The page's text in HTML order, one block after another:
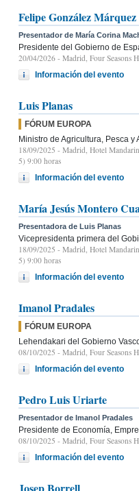
Felipe González Márquez
Presentador de María Corina
Presidente del Gobierno de
20/04/2026 - Madrid, Four Seasons
Información del evento
Luis Planas
FÓRUM EUROPA
Ministro de Agricultura, Pesca y
18/09/2025 - Madrid, Hotel
5) 9:00 horas
Información del evento
María Jesús Montero
Presentadora de Luis Planas
Vicepresidenta primera del
18/09/2025 - Madrid, Hotel
5) 9:00 horas
Información del evento
Imanol Pradales
FÓRUM EUROPA
Lehendakari del Gobierno
08/10/2025 - Madrid, Four Seasons
Información del evento
Pedro Luis Uriarte
Presentador de Imanol Pradales
Presidente de Economía,
08/10/2025 - Madrid, Four Seasons
Información del evento